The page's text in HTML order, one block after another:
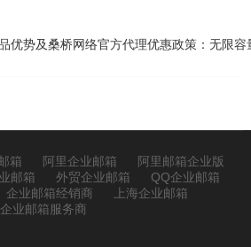
优势及桑桥网络官方代理优惠政策：无限
箱 阿里企业邮箱
阿里邮箱企业版
邮箱 外贸企业邮箱
QQ企业邮箱
企业邮箱经销商
上海企业邮箱
企业邮箱服务商